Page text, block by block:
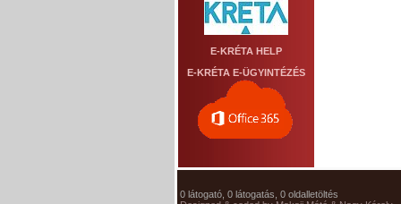
E-KRÉTA HELP
E-KRÉTA E-ÜGYINTÉZÉS
0 látogató, 0 látogatás, 0 oldalletöltés